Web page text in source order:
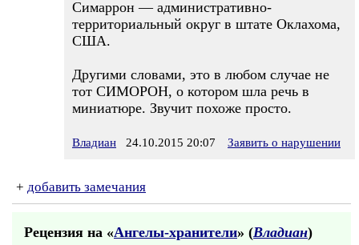
Симаррон — административно-
территориальный округ в штате Оклахома,
США.
Другими словами, это в любом случае не
тот СИМОРОН, о котором шла речь в
миниатюре. Звучит похоже просто.
Владиан 24.10.2015 20:07 Заявить о нарушении
+ добавить замечания
Рецензия на «Ангелы-хранители» (Владиан)